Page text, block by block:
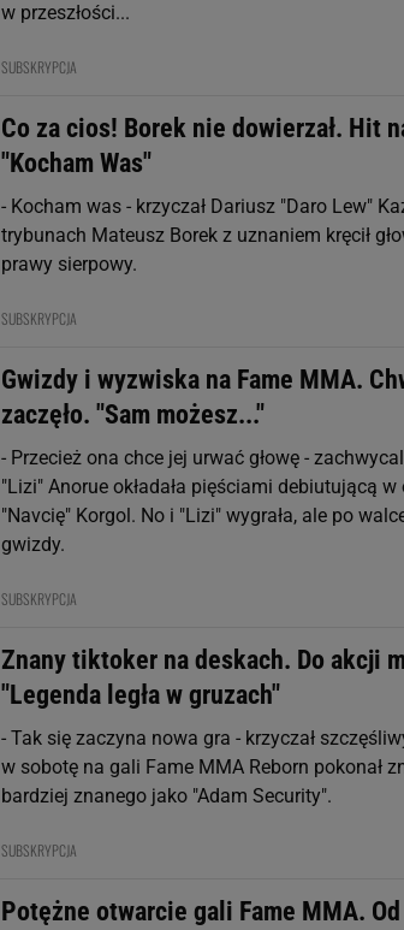
w przeszłości...
SUBSKRYPCJA
Co za cios! Borek nie dowierzał. Hit
"Kocham Was"
- Kocham was - krzyczał Dariusz "Daro Lew"
trybunach Mateusz Borek z uznaniem kręcił
prawy sierpowy.
SUBSKRYPCJA
Gwizdy i wyzwiska na Fame MMA.
zaczęło. "Sam możesz..."
- Przecież ona chce jej urwać głowę -
"Lizi" Anorue okładała pięściami debiutującą
"Navcię" Korgol. No i "Lizi" wygrała, ale po
gwizdy.
SUBSKRYPCJA
Znany tiktoker na deskach. Do akcji
"Legenda legła w gruzach"
- Tak się zaczyna nowa gra - krzyczał
w sobotę na gali Fame MMA Reborn pokonał
bardziej znanego jako "Adam Security".
SUBSKRYPCJA
Potężne otwarcie gali Fame MMA.